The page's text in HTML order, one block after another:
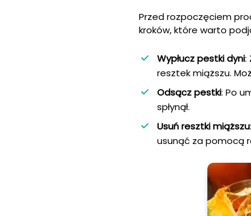
Przed rozpoczęciem
kroków, które warto
Wypłucz pestki dyni:
resztek miąższu.
Odsącz pestki: Po
spłynął.
Usuń resztki miąższu
usunąć za pomocą